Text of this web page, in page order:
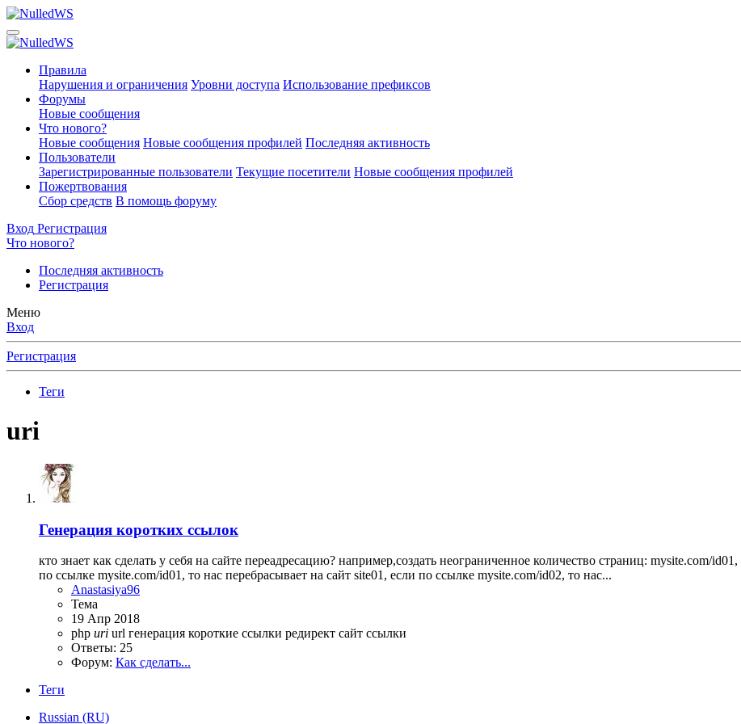
Правила
Нарушения и ограничения Уровни доступа Использование префиксов
Форумы
Новые сообщения
Что нового?
Новые сообщения Новые сообщения профилей Последняя активность
Пользователи
Зарегистрированные пользователи Текущие посетители Новые сообщения профилей
Пожертвования
Сбор средств В помощь форуму
Вход Регистрация
Что нового?
Последняя активность
Регистрация
Меню
Вход
Регистрация
Теги
uri
Генерация коротких ссылок
кто знает как сделать у себя на сайте переадресацию? например,создать неограниченное количество страниц: mysite.com/
по ссылке mysite.com/id01, то нас перебрасывает на сайт site01, если по ссылке mysite.com/id02, то нас...
Anastasiya96
Тема
19 Апр 2018
php uri url генерация короткие ссылки редирект сайт ссылки
Ответы: 25
Форум: Как сделать...
Теги
Russian (RU)